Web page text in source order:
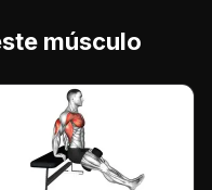
músculo